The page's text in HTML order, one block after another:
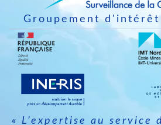
Groupement
Image Image
Image
Image
« L’expertise au service